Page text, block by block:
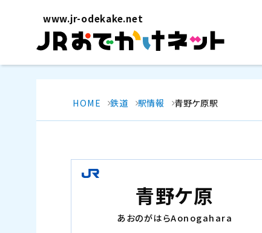
www.jr-odekake.net
HOME 鉄道 駅情報 青野ケ原駅
青野ケ原
あおのがはらAonogahara